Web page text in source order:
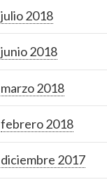
julio 2018
junio 2018
marzo 2018
febrero 2018
diciembre 2017